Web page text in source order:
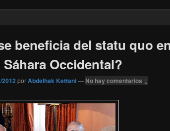
beneficia del statu quo
Occidental?
2012 porAbdelhak Kettani— No hay comentarios ↓